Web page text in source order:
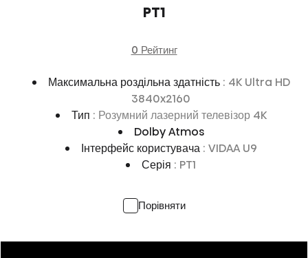
PT1
0 Рейтинг
Максимальна роздільна здатність : 4K Ultra HD
3840x2160
Тип : Розумний лазерний телевізор 4K
Dolby Atmos
Інтерфейс користувача : VIDAA U9
Серія : PT1
Порівняти